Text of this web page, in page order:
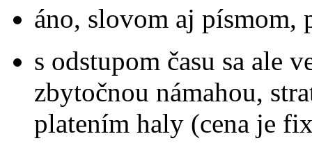
áno, slovom aj písmom,
s odstupom času sa ale
zbytočnou námahou,
platením haly (cena je